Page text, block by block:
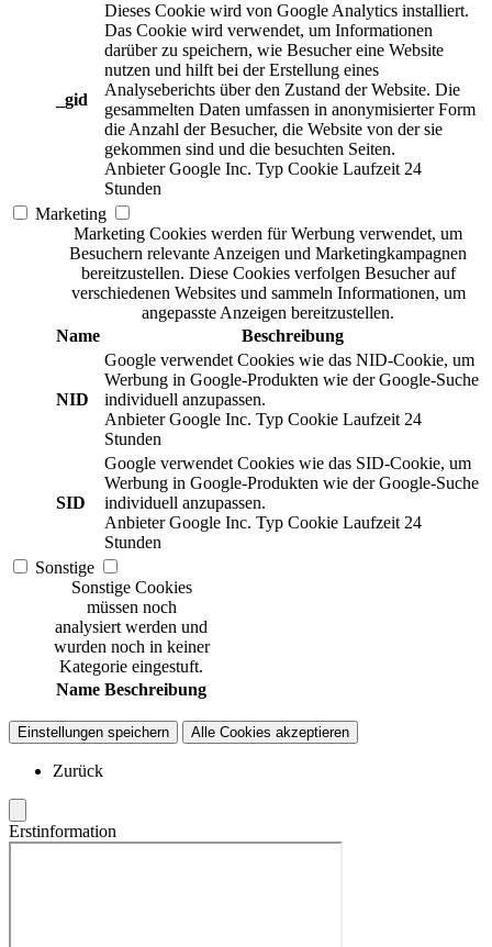
_gid
Dieses Cookie wird von Google Analytics installiert.
Das Cookie wird verwendet, um Informationen
darüber zu speichern, wie Besucher eine Website
nutzen und hilft bei der Erstellung eines
Analyseberichts über den Zustand der Website. Die
gesammelten Daten umfassen in anonymisierter Form
die Anzahl der Besucher, die Website von der sie
gekommen sind und die besuchten Seiten.
Anbieter Google Inc. Typ Cookie Laufzeit 24
Stunden
Marketing
Marketing Cookies werden für Werbung verwendet, um
Besuchern relevante Anzeigen und Marketingkampagnen
bereitzustellen. Diese Cookies verfolgen Besucher auf
verschiedenen Websites und sammeln Informationen, um
angepasste Anzeigen bereitzustellen.
Name
Beschreibung
NID
Google verwendet Cookies wie das NID-Cookie, um
Werbung in Google-Produkten wie der Google-Suche
individuell anzupassen.
Anbieter Google Inc. Typ Cookie Laufzeit 24
Stunden
SID
Google verwendet Cookies wie das SID-Cookie, um
Werbung in Google-Produkten wie der Google-Suche
individuell anzupassen.
Anbieter Google Inc. Typ Cookie Laufzeit 24
Stunden
Sonstige
Sonstige Cookies
müssen noch
analysiert werden und
wurden noch in keiner
Kategorie eingestuft.
Name Beschreibung
Einstellungen speichern Alle Cookies akzeptieren
Zurück
Erstinformation